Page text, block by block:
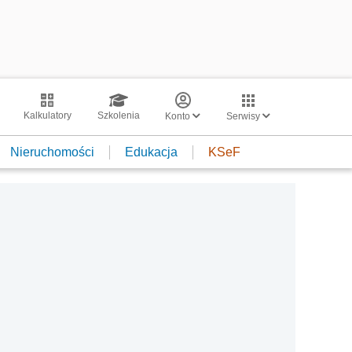
Kalkulatory Szkolenia Konto Serwisy
Nieruchomości Edukacja KSeF